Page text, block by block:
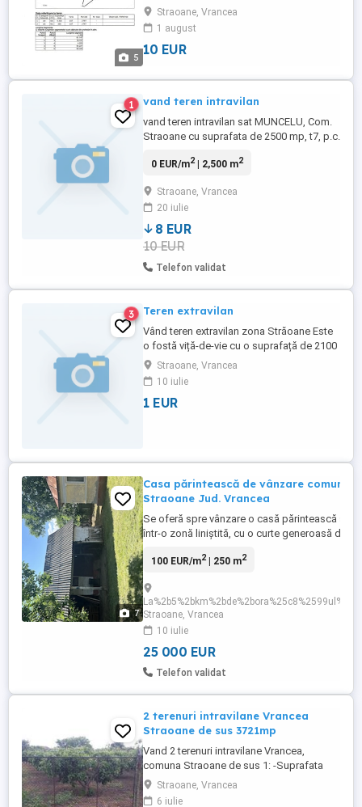
5
prezent, intre doua locuinte, pretabil
pentru locuinta, afacere ( hala productie,
statie carburanti, spatiu comercial, etc) cu
doua intrati. Pret negociabil 10 euro / mp.
Straoane, Vrancea
1 august
10 EUR
1 vand teren intravilan
vand teren intravilan sat MUNCELU, Com.
Straoane cu suprafata de 2500 mp, t7, p.c.
TANASESCU IOANA si limita extravilan
DERANJATI INUTIL DACA NU SUNT
PROPUNERI SERIOASE. MULTUMESC ! ,
suprafata totala: 2500
0 EUR/m2| 2,500 m2
Straoane, Vrancea
20 iulie
8 EUR
10 EUR
Telefon validat
3 Teren extravilan
Vând teren extravilan zona Străoane Este
o fostă viță-de-vie cu o suprafață de 2100
mp. Pret: 5 Ron mp Ofer seriozitate,
așadar cer seriozitate.
Straoane, Vrancea
10 iulie
1 EUR
7
Casa părintească de vânzare comuna
Straoane Jud. Vrancea
Se oferă spre vânzare o casă părintească
într-o zonă liniștită, cu o curte generoasă de
gospodărie proprie. Locuința este compusă
gospodărești utile: * grajd; * bucătărie de vară;
100 EUR/m2| 250 m2
Straoane, Vrancea
10 iulie
25 000 EUR
Telefon validat
2 terenuri intravilane Vrancea
Straoane de sus 3721mp
Vand 2 terenuri intravilane Vrancea,
comuna Straoane de sus 1: -Suprafata
2306 m2 cu deschidere de 40m2 -pe teren
se afla: livada tanara pe rod (meri si peri) -
Straoane, Vrancea
6 iulie